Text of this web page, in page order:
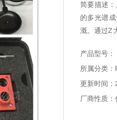
简要描述
的多光谱
溉。通过Z
产品型号：
所属分类
更新时间
厂商性质：